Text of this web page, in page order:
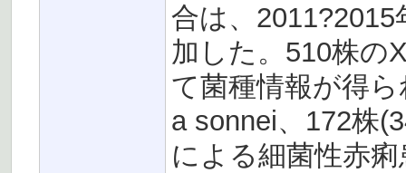
合は、
加した。510株の
て菌種情報が得
a sonnei、172株
による細菌性赤